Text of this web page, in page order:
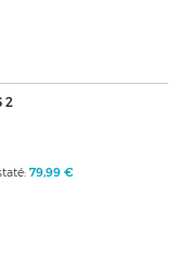
2
79,99 €